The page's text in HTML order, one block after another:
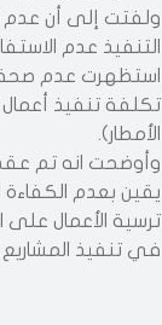
ولفتت إلى أن عدم
التنفيذ عدم
استظهرت عدم صحة
تكلفة تنفيذ أعمال
الأمطار).
وأوضحت انه تم عقد
يقين بعدم
ترسية الأعمال على
في تنفيذ المشاريع